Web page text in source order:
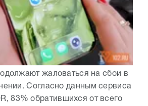
жаловаться на сбои в
Согласно данным сервиса
83% обратившихся от всего